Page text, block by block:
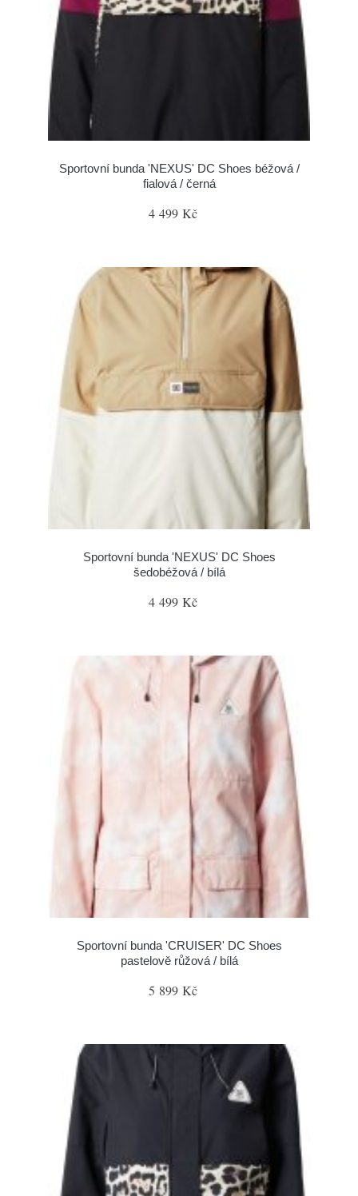
Sportovní bunda 'NEXUS' DC Shoes béžová /
fialová / černá
4 499 Kč
Sportovní bunda 'NEXUS' DC Shoes
šedobéžová / bílá
4 499 Kč
Sportovní bunda 'CRUISER' DC Shoes
pastelově růžová / bílá
5 899 Kč